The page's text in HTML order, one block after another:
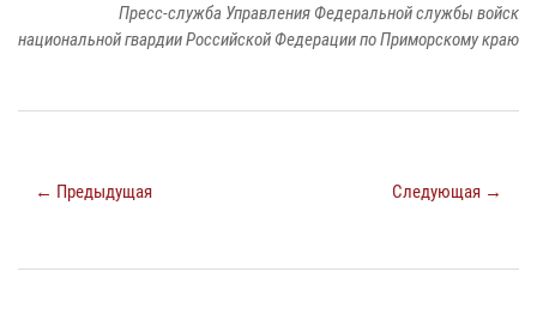
Пресс-служба Управления Федеральной службы войск
национальной гвардии Российской Федерации по Приморскому краю
← Предыдущая Следующая →